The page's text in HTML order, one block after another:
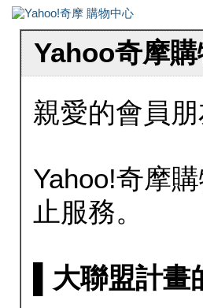
Yahoo奇摩
親愛的會員朋
Yahoo!奇摩
止服務。
▌大聯盟計